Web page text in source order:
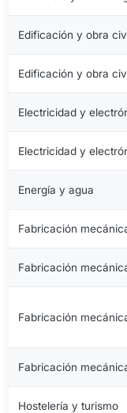
Edificación y obra
Edificación y obra
Electricidad y
Electricidad y
Energía y agua
Fabricación
Fabricación
Fabricación
Fabricación
Hostelería y turismo